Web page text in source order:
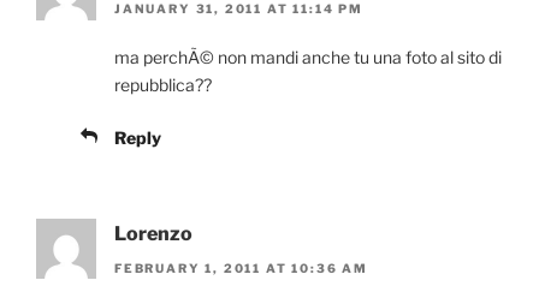
JANUARY 31, 2011 AT 11:14 PM
ma perchÃ© non mandi anche tu una foto al sito di
repubblica??
Reply
Lorenzo
FEBRUARY 1, 2011 AT 10:36 AM